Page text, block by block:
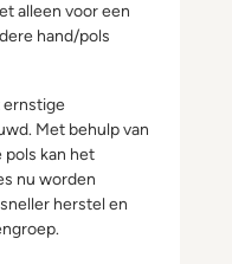
alleen voor een
hand/pols
ernstige
Met behulp van
kan het
nu worden
herstel en